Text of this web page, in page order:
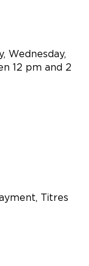
Wednesday,
12 pm and 2
Titres